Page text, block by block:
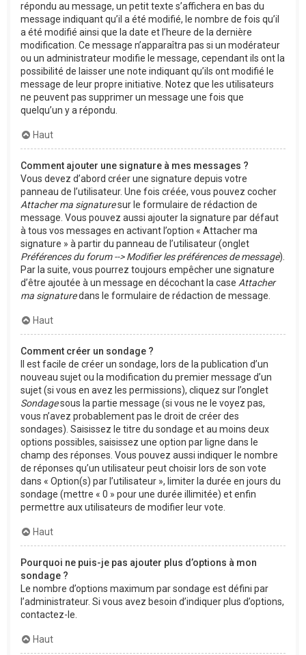
répondu au message, un petit texte s’affichera en bas du
message indiquant qu’il a été modifié, le nombre de fois qu’il
a été modifié ainsi que la date et l’heure de la dernière
modification. Ce message n’apparaîtra pas si un modérateur
ou un administrateur modifie le message, cependant ils ont la
possibilité de laisser une note indiquant qu’ils ont modifié le
message de leur propre initiative. Notez que les utilisateurs
ne peuvent pas supprimer un message une fois que
quelqu’un y a répondu.
Haut
Comment ajouter une signature à mes messages ?
Vous devez d’abord créer une signature depuis votre
panneau de l’utilisateur. Une fois créée, vous pouvez cocher
Attacher ma signaturesur le formulaire de rédaction de
message. Vous pouvez aussi ajouter la signature par défaut
à tous vos messages en activant l’option « Attacher ma
signature » à partir du panneau de l’utilisateur (onglet
Préférences du forum --> Modifier les préférences de message).
Par la suite, vous pourrez toujours empêcher une signature
d’être ajoutée à un message en décochant la case Attacher
ma signaturedans le formulaire de rédaction de message.
Haut
Comment créer un sondage ?
Il est facile de créer un sondage, lors de la publication d’un
nouveau sujet ou la modification du premier message d’un
sujet (si vous en avez les permissions), cliquez sur l’onglet
Sondagesous la partie message (si vous ne le voyez pas,
vous n’avez probablement pas le droit de créer des
sondages). Saisissez le titre du sondage et au moins deux
options possibles, saisissez une option par ligne dans le
champ des réponses. Vous pouvez aussi indiquer le nombre
de réponses qu’un utilisateur peut choisir lors de son vote
dans « Option(s) par l’utilisateur », limiter la durée en jours du
sondage (mettre « 0 » pour une durée illimitée) et enfin
permettre aux utilisateurs de modifier leur vote.
Haut
Pourquoi ne puis-je pas ajouter plus d’options à mon
sondage ?
Le nombre d’options maximum par sondage est défini par
l’administrateur. Si vous avez besoin d’indiquer plus d’options,
contactez-le.
Haut